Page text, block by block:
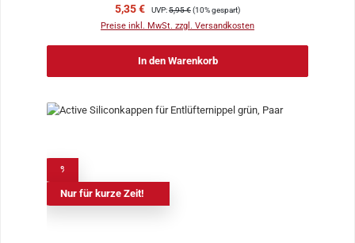
Verkaufspreis:
5,35 € Regulärer Preis:
UVP:5,95 €(10% gespart)
Preise inkl. MwSt. zzgl. Versandkosten
In den Warenkorb
Nur für kurze Zeit!